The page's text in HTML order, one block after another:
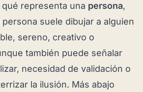
representa una persona,
persona suele dibujar a alguien
sereno, creativo o
también puede señalar
necesidad de validación o
la ilusión. Más abajo